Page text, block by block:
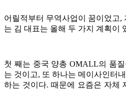
어릴적부터 무역사업이 꿈이었고,
는 김 대표는 올해 두 가지 계획이
첫 째는 중국 양총 OMALL의 품
는 것이고, 또 하나는 메이사인터
하는 것이다. 때문에 요즘은 자체